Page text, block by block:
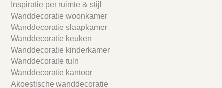
Inspiratie per ruimte & stijl
Wanddecoratie woonkamer
Wanddecoratie slaapkamer
Wanddecoratie keuken
Wanddecoratie kinderkamer
Wanddecoratie tuin
Wanddecoratie kantoor
Akoestische wanddecoratie